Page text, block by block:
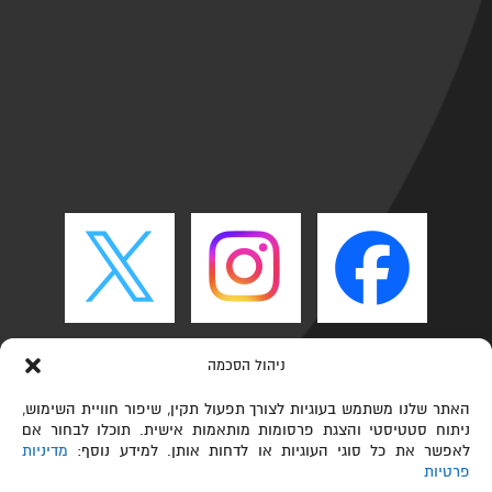
ניהול הסכמה
האתר שלנו משתמש בעוגיות לצורך תפעול תקין, שיפור חוויית השימוש,
ניתוח סטטיסטי והצגת פרסומות מותאמות אישית. תוכלו לבחור אם
לאפשר את כל סוגי העוגיות או לדחות אותן. למידע נוסף: מדיניות
פרטיות